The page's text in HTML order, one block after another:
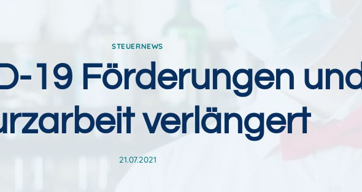
STEUERNEWS
19 Förderungen und
verlängert
21.07.2021